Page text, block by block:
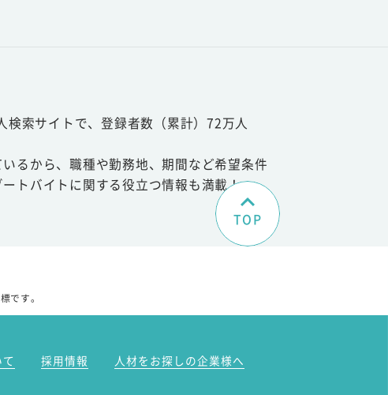
索サイトで、登録者数（累計）72万人
るから、職種や勤務地、期間など希望条件
トバイトに関する役立つ情報も満載！
TOP
です。
採用情報
人材をお探しの企業様へ